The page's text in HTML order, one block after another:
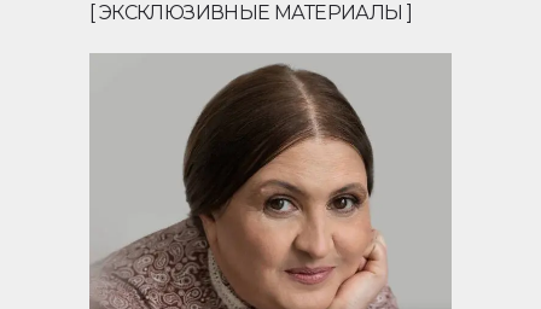
[ ЭКСКЛЮЗИВНЫЕ МАТЕРИАЛЫ ]